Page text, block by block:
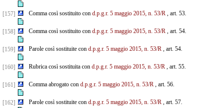
[157] Comma così sostituito con d.p.g.r. 5 maggio 2015, n. 53/R, art. 53.
[158] Comma così sostituito con d.p.g.r. 5 maggio 2015, n. 53/R, art. 54.
[159] Parole così sostituite con d.p.g.r. 5 maggio 2015, n. 53/R, art. 54.
[160] Rubrica così sostituita con d.p.g.r. 5 maggio 2015, n. 53/R, art. 55.
[161] Comma abrogato con d.p.g.r. 5 maggio 2015, n. 53/R, art. 56.
[162] Parole così sostituite con d.p.g.r. 5 maggio 2015, n. 53/R, art. 57.